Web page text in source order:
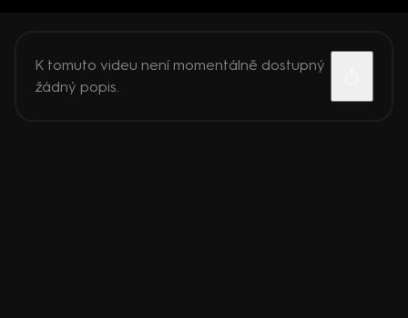
K tomuto videu není momentálně dostupný
žádný popis.